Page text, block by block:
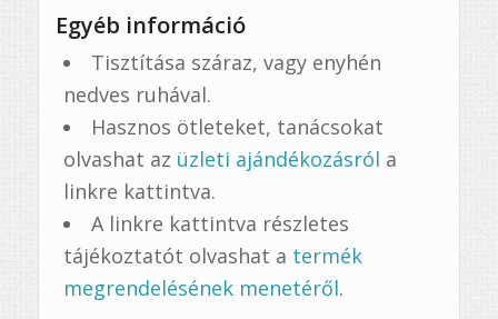
Egyéb információ
Tisztítása száraz, vagy enyhén
nedves ruhával.
Hasznos ötleteket, tanácsokat
olvashat az üzleti ajándékozásról a
linkre kattintva.
A linkre kattintva részletes
tájékoztatót olvashat a termék
megrendelésének menetéről.